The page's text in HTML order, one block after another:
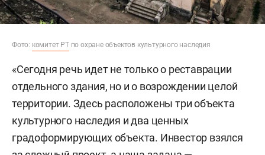
Фото: комитет РТпо охране объектов культурного наследия
«Сегодня речь идет не только о реставрации
отдельного здания, но и о возрождении целой
территории. Здесь расположены три объекта
культурного наследия и два ценных
градоформирующих объекта. Инвестор взялся